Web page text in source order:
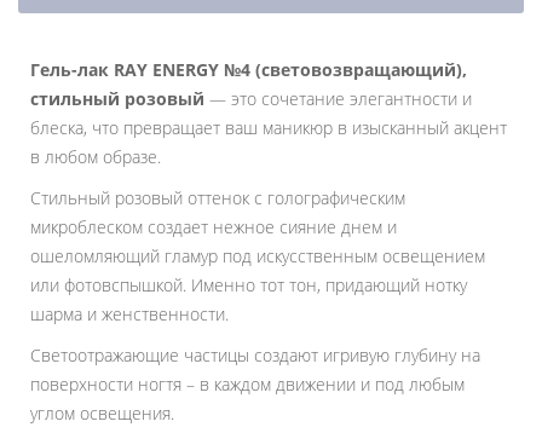
Гель-лак RAY ENERGY №4 (световозвращающий),
стильный розовый — это сочетание элегантности и
блеска, что превращает ваш маникюр в изысканный акцент
в любом образе.
Стильный розовый оттенок с голографическим
микроблеском создает нежное сияние днем и
ошеломляющий гламур под искусственным освещением
или фотовспышкой. Именно тот тон, придающий нотку
шарма и женственности.
Светоотражающие частицы создают игривую глубину на
поверхности ногтя – в каждом движении и под любым
углом освещения.